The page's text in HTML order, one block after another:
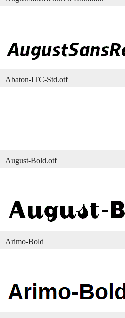
Abaton-ITC-Std.otf
August-Bold.otf
Arimo-Bold